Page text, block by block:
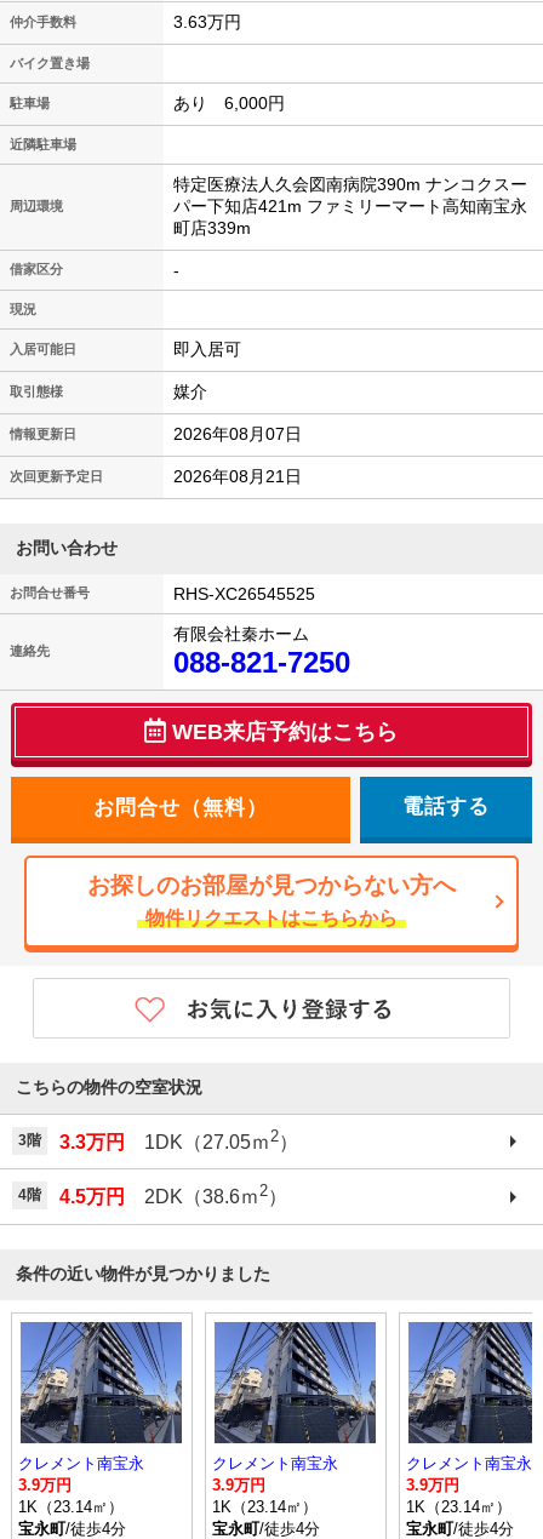
仲介手数料 3.63万円
バイク置き場
駐車場 あり 6,000円
近隣駐車場
周辺環境
特定医療法人久会図南病院390m ナンコクスー
パー下知店421m ファミリーマート高知南宝永
町店339m
借家区分 -
現況
入居可能日 即入居可
取引態様 媒介
情報更新日 2026年08月07日
次回更新予定日 2026年08月21日
お問い合わせ
お問合せ番号 RHS-XC26545525
連絡先
有限会社秦ホーム
088-821-7250
WEB来店予約はこちら
電話する
お探しのお部屋が見つからない方へ
物件リクエストはこちらから
こちらの物件の空室状況
3階 3.3万円 1DK（27.05ｍ2）
4階 4.5万円 2DK（38.6ｍ2）
条件の近い物件が見つかりました
クレメント南宝永
3.9万円
1K（23.14㎡）
宝永町/徒歩4分
クレメント南宝永
3.9万円
1K（23.14㎡）
宝永町/徒歩4分
クレメント南宝永
3.9万円
1K（23.14㎡）
宝永町/徒歩4分